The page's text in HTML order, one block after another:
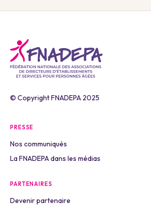
© Copyright FNADEPA 2025
PRESSE
Nos communiqués
La FNADEPA dans les médias
PARTENAIRES
Devenir partenaire